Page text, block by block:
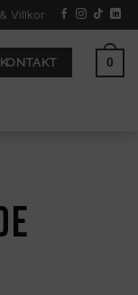
Villkor
KONTAKT 0